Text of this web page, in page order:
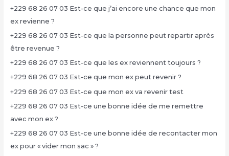
+229 68 26 07 03 Est-ce que j’ai encore une chance que mon
ex revienne ?
+229 68 26 07 03 Est-ce que la personne peut repartir après
être revenue ?
+229 68 26 07 03 Est-ce que les ex reviennent toujours ?
+229 68 26 07 03 Est-ce que mon ex peut revenir ?
+229 68 26 07 03 Est-ce que mon ex va revenir test
+229 68 26 07 03 Est-ce une bonne idée de me remettre
avec mon ex ?
+229 68 26 07 03 Est-ce une bonne idée de recontacter mon
ex pour « vider mon sac » ?